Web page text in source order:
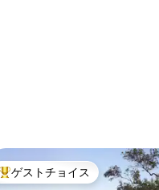
大好評のゲストチョイスです。
ゲストチョイス